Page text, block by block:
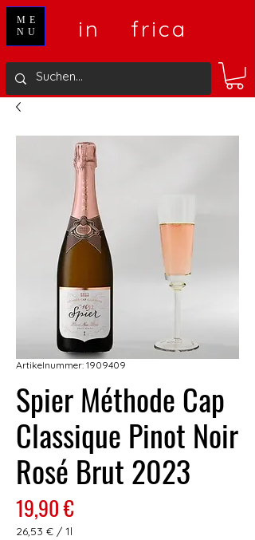
in frica
ME
NU
Artikelnummer: 1909409
Spier Méthode Cap
Classique Pinot Noir
Rosé Brut 2023
19,90 €Preis
26,53 € / 1l